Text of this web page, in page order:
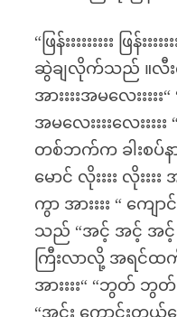
“ဖြန်းးးးးးးးး ဖ
ဆွဲချလိုက်သည် ။လီးကို
အားးးးအမလေးးး
အမလေးးးးလေး
တစ်ဘက်က ခါးစပ်န
မောင် လိုးးးး လိုးး
ကွာ အားးးး “ ကျ
သည် “အင့် အင့် အင့်
ကြီးလာလို့ အရင်ထက်
အားးးး“ “ဘွတ် ဘွ
“အင်း ကောင်းတယ်